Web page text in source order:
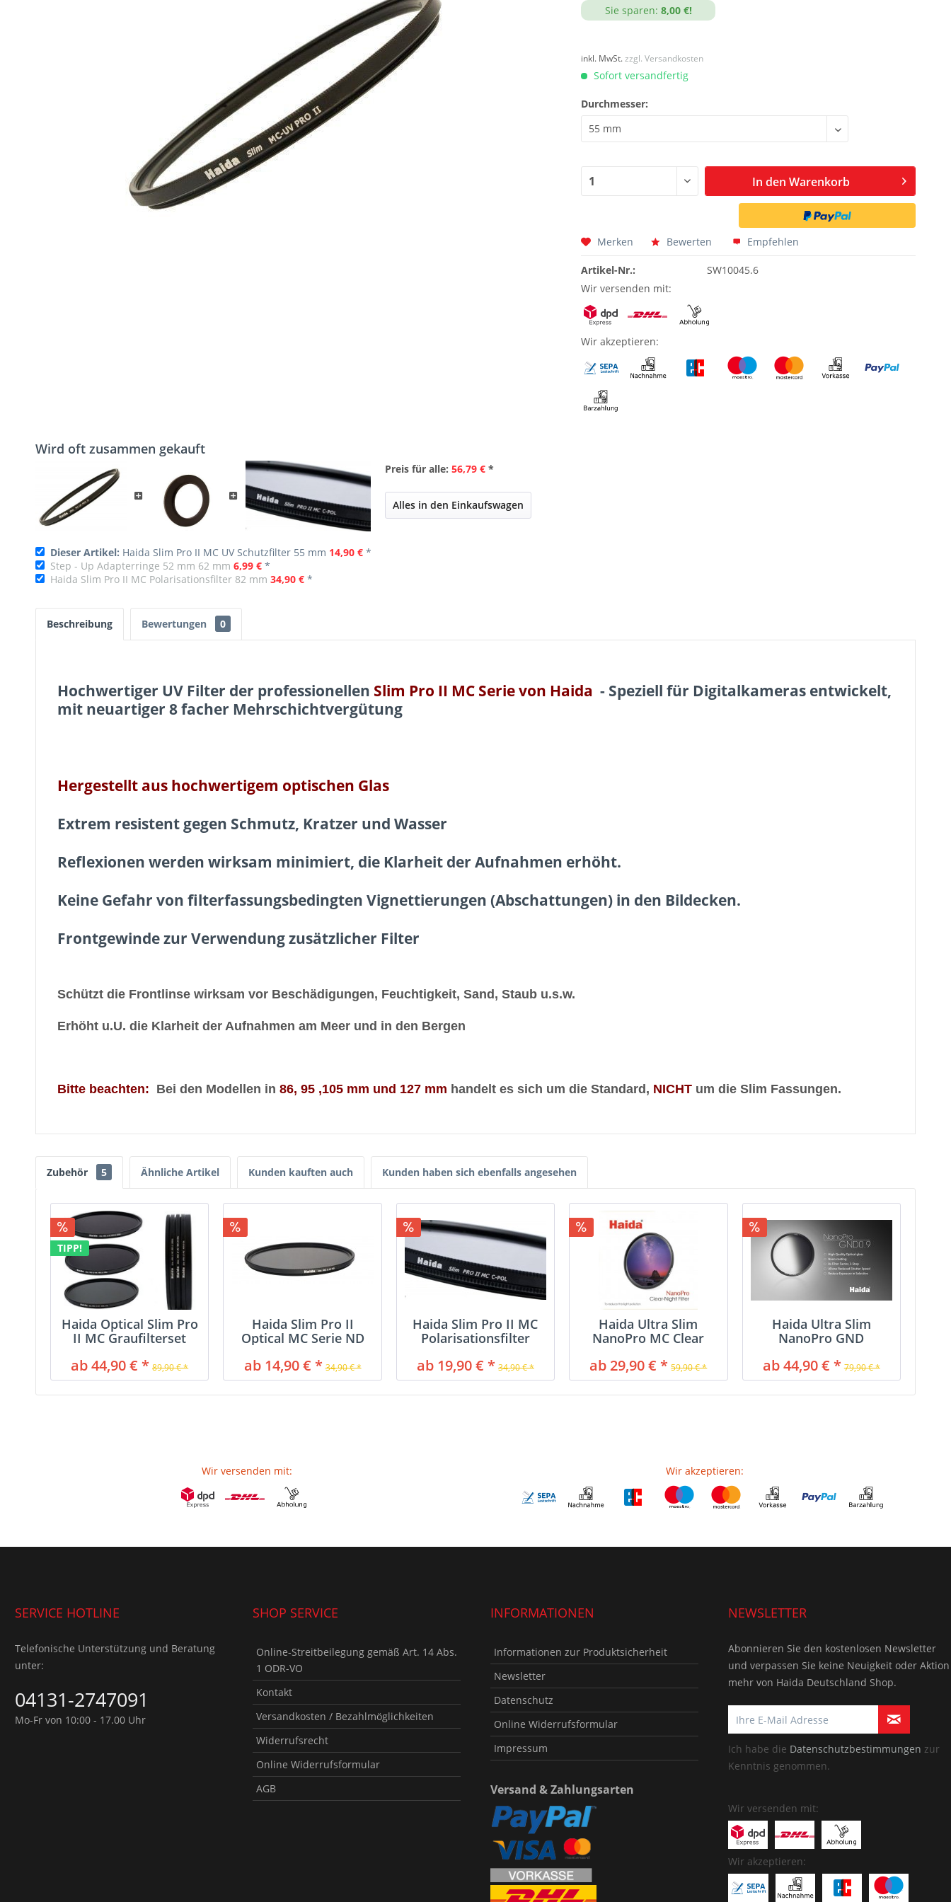
Sie sparen: 8,00 €!
inkl. MwSt.zzgl. Versandkosten
Sofort versandfertig
Durchmesser:
In den Warenkorb
Merken Bewerten Empfehlen
Artikel-Nr.:
SW10045.6
Wir versenden mit:
Wir akzeptieren:
Wird oft zusammen gekauft
Preis für alle:56,79 € *
Alles in den Einkaufswagen
Dieser Artikel: Haida Slim Pro II MC UV Schutzfilter 55 mm 14,90 € *
Step - Up Adapterringe 52 mm 62 mm 6,99 € *
Haida Slim Pro II MC Polarisationsfilter 82 mm 34,90 € *
Beschreibung Bewertungen 0
Hochwertiger UV Filter der professionellen Slim Pro II MC Serie von Haida - Speziell für Digitalkameras entwickelt,
mit neuartiger 8 facher Mehrschichtvergütung
Hergestellt aus hochwertigem optischen Glas
Extrem resistent gegen Schmutz, Kratzer und Wasser
Reflexionen werden wirksam minimiert, die Klarheit der Aufnahmen erhöht.
Keine Gefahr von filterfassungsbedingten Vignettierungen (Abschattungen) in den Bildecken.
Frontgewinde zur Verwendung zusätzlicher Filter
Schützt die Frontlinse wirksam vor Beschädigungen, Feuchtigkeit, Sand, Staub u.s.w.
Erhöht u.U. die Klarheit der Aufnahmen am Meer und in den Bergen
Bitte beachten: Bei den Modellen in 86, 95 ,105 mm und 127 mm handelt es sich um die Standard, NICHT um die Slim Fassungen.
Zubehör 5 Ähnliche Artikel Kunden kauften auch Kunden haben sich ebenfalls angesehen
TIPP!
Haida Optical Slim Pro
II MC Graufilterset
ab 44,90 € * 89,90 € *
Haida Slim Pro II
Optical MC Serie ND
ab 14,90 € * 34,90 € *
Haida Slim Pro II MC
Polarisationsfilter
ab 19,90 € * 34,90 € *
Haida Ultra Slim
NanoPro MC Clear
ab 29,90 € * 59,90 € *
Haida Ultra Slim
NanoPro GND
ab 44,90 € * 79,90 € *
Wir versenden mit: Wir akzeptieren:
SERVICE HOTLINE
Telefonische Unterstützung und Beratung
unter:
04131-2747091
Mo-Fr von 10:00 - 17.00 Uhr
SHOP SERVICE
Online-Streitbeilegung gemäß Art. 14 Abs.
1 ODR-VO
Kontakt
Versandkosten / Bezahlmöglichkeiten
Widerrufsrecht
Online Widerrufsformular
AGB
INFORMATIONEN
Informationen zur Produktsicherheit
Newsletter
Datenschutz
Online Widerrufsformular
Impressum
Versand & Zahlungsarten
NEWSLETTER
Abonnieren Sie den kostenlosen Newsletter
und verpassen Sie keine Neuigkeit oder Aktion
mehr von Haida Deutschland Shop.
Ich habe die Datenschutzbestimmungen zur
Kenntnis genommen.
Wir versenden mit:
Wir akzeptieren: